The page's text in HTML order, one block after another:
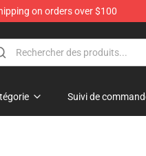
on orders over $100
Suivi de